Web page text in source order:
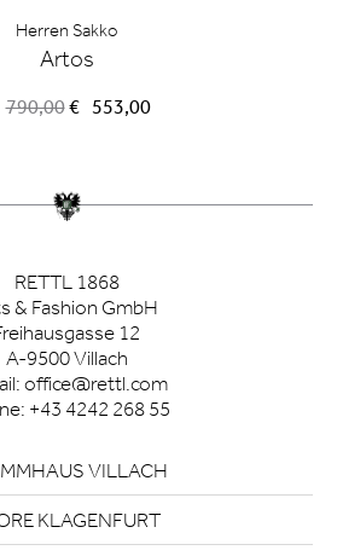
Herren Sakko
Artos
790,00Ursprünglicher
€ 553,00Aktueller
RETTL 1868
& Fashion GmbH
12
A-9500 Villach
office@rettl.com
+43 4242 268 55
VILLACH
KLAGENFURT